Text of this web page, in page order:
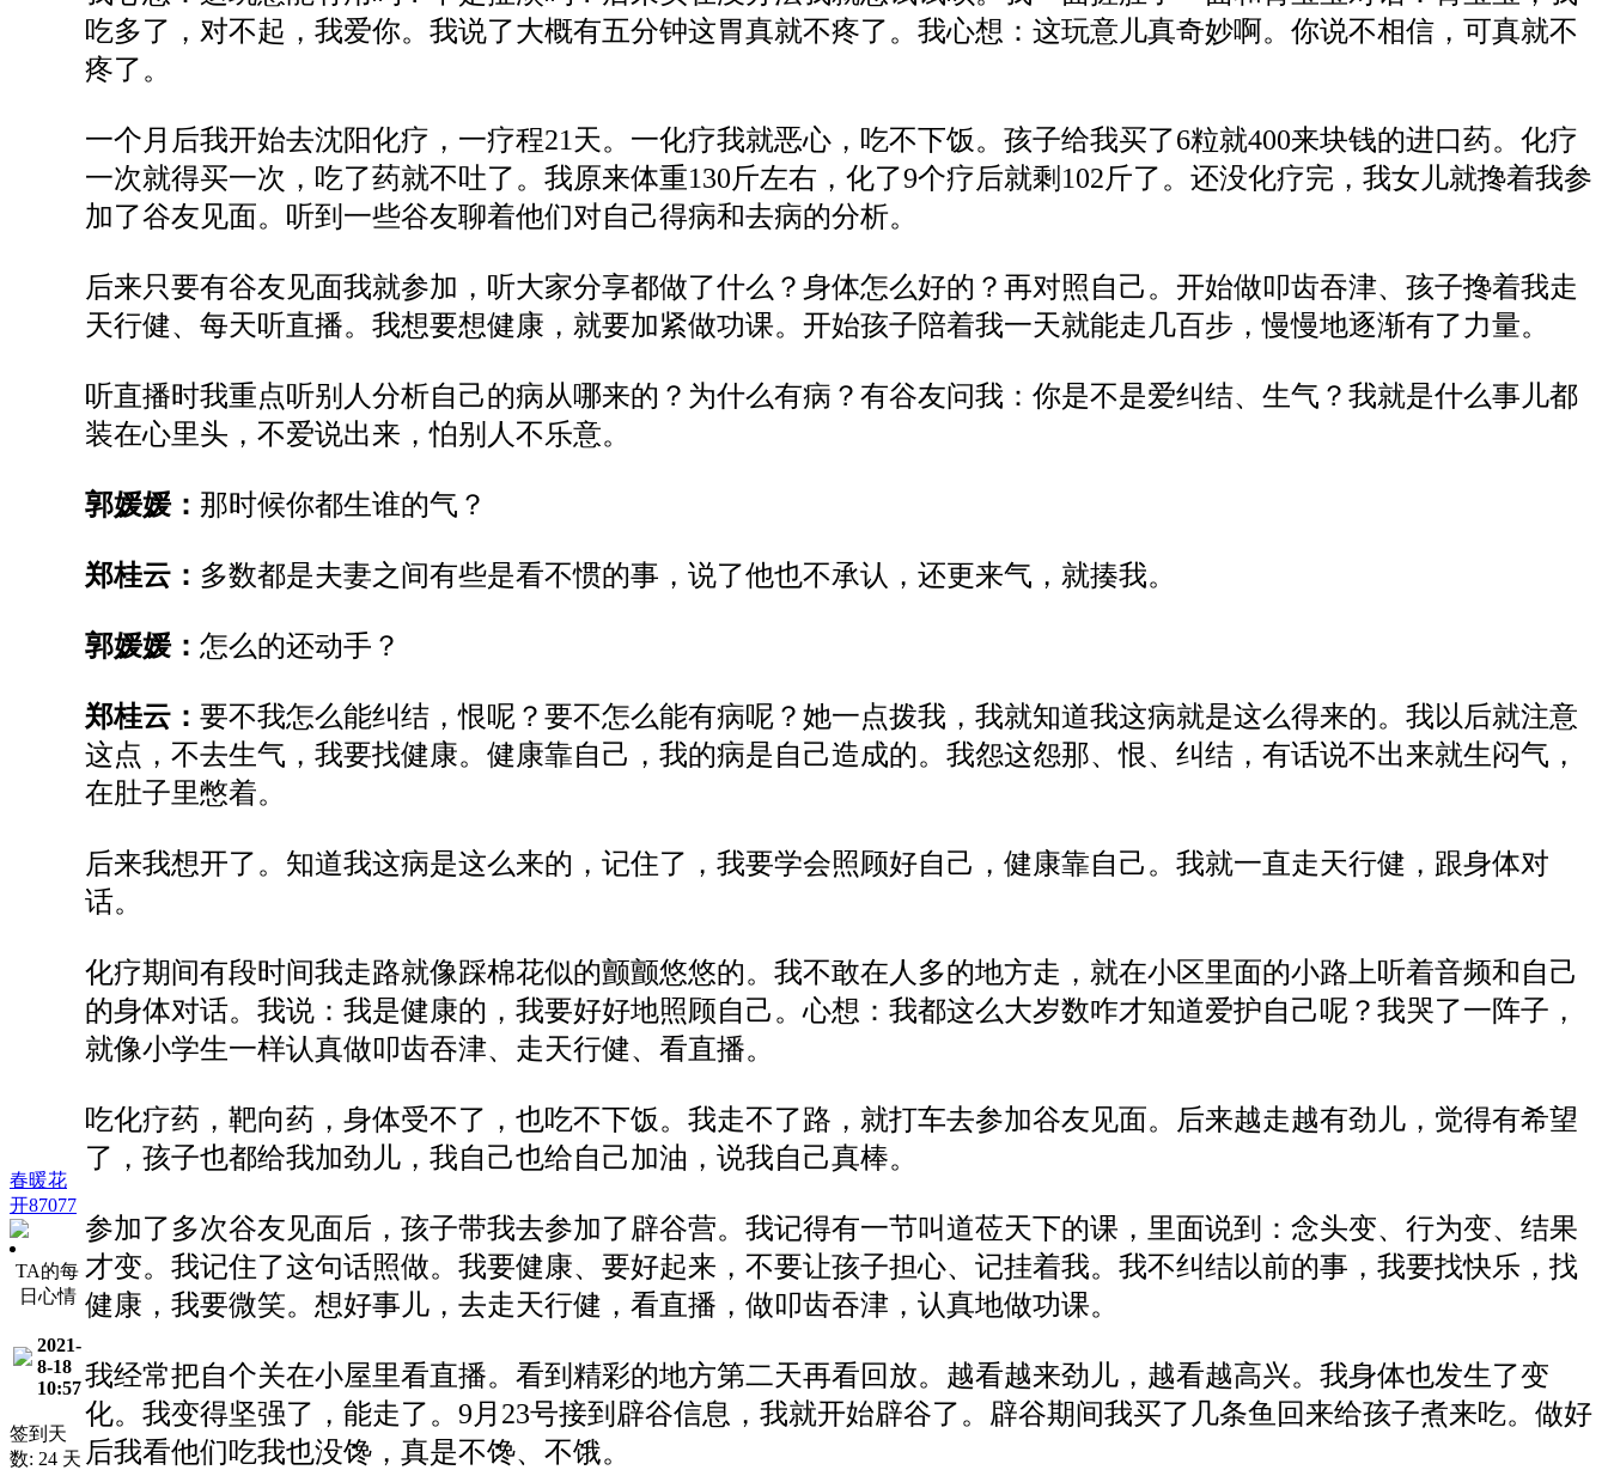
春暖花
开87077
TA的每
日心情
2021-
8-18
10:57
签到天
数: 24 天
吃多了，对不起，我爱你。我说了大概有五分钟这胃真就不疼了。我心想：这玩意儿真奇妙啊。你说不相信，可真就不
疼了。
一个月后我开始去沈阳化疗，一疗程21天。一化疗我就恶心，吃不下饭。孩子给我买了6粒就400来块钱的进口药。化疗
一次就得买一次，吃了药就不吐了。我原来体重130斤左右，化了9个疗后就剩102斤了。还没化疗完，我女儿就搀着我参
加了谷友见面。听到一些谷友聊着他们对自己得病和去病的分析。
后来只要有谷友见面我就参加，听大家分享都做了什么？身体怎么好的？再对照自己。开始做叩齿吞津、孩子搀着我走
天行健、每天听直播。我想要想健康，就要加紧做功课。开始孩子陪着我一天就能走几百步，慢慢地逐渐有了力量。
听直播时我重点听别人分析自己的病从哪来的？为什么有病？有谷友问我：你是不是爱纠结、生气？我就是什么事儿都
装在心里头，不爱说出来，怕别人不乐意。
郭媛媛： 那时候你都生谁的气？
郑桂云： 多数都是夫妻之间有些是看不惯的事，说了他也不承认，还更来气，就揍我。
郭媛媛： 怎么的还动手？
郑桂云： 要不我怎么能纠结，恨呢？要不怎么能有病呢？她一点拨我，我就知道我这病就是这么得来的。我以后就注意
这点，不去生气，我要找健康。健康靠自己，我的病是自己造成的。我怨这怨那、恨、纠结，有话说不出来就生闷气，
在肚子里憋着。
后来我想开了。知道我这病是这么来的，记住了，我要学会照顾好自己，健康靠自己。我就一直走天行健，跟身体对
话。
化疗期间有段时间我走路就像踩棉花似的颤颤悠悠的。我不敢在人多的地方走，就在小区里面的小路上听着音频和自己
的身体对话。我说：我是健康的，我要好好地照顾自己。心想：我都这么大岁数咋才知道爱护自己呢？我哭了一阵子，
就像小学生一样认真做叩齿吞津、走天行健、看直播。
吃化疗药，靶向药，身体受不了，也吃不下饭。我走不了路，就打车去参加谷友见面。后来越走越有劲儿，觉得有希望
了，孩子也都给我加劲儿，我自己也给自己加油，说我自己真棒。
参加了多次谷友见面后，孩子带我去参加了辟谷营。我记得有一节叫道莅天下的课，里面说到：念头变、行为变、结果
才变。我记住了这句话照做。我要健康、要好起来，不要让孩子担心、记挂着我。我不纠结以前的事，我要找快乐，找
健康，我要微笑。想好事儿，去走天行健，看直播，做叩齿吞津，认真地做功课。
我经常把自个关在小屋里看直播。看到精彩的地方第二天再看回放。越看越来劲儿，越看越高兴。我身体也发生了变
化。我变得坚强了，能走了。9月23号接到辟谷信息，我就开始辟谷了。辟谷期间我买了几条鱼回来给孩子煮来吃。做好
后我看他们吃我也没馋，真是不馋、不饿。